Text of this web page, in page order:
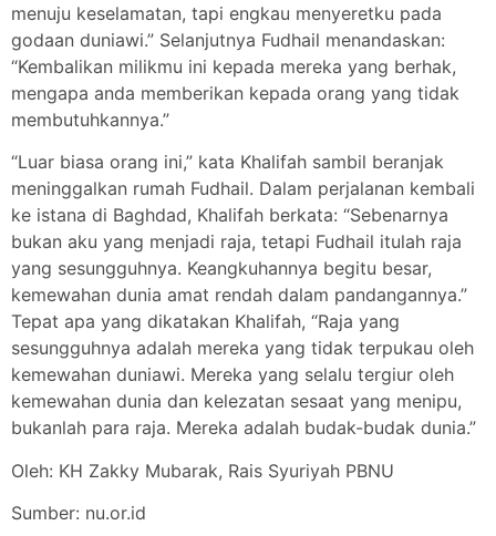
menuju keselamatan, tapi engkau menyeretku pada
godaan duniawi.” Selanjutnya Fudhail menandaskan:
“Kembalikan milikmu ini kepada mereka yang berhak,
mengapa anda memberikan kepada orang yang tidak
membutuhkannya.”
“Luar biasa orang ini,” kata Khalifah sambil beranjak
meninggalkan rumah Fudhail. Dalam perjalanan kembali
ke istana di Baghdad, Khalifah berkata: “Sebenarnya
bukan aku yang menjadi raja, tetapi Fudhail itulah raja
yang sesungguhnya. Keangkuhannya begitu besar,
kemewahan dunia amat rendah dalam pandangannya.”
Tepat apa yang dikatakan Khalifah, “Raja yang
sesungguhnya adalah mereka yang tidak terpukau oleh
kemewahan duniawi. Mereka yang selalu tergiur oleh
kemewahan dunia dan kelezatan sesaat yang menipu,
bukanlah para raja. Mereka adalah budak-budak dunia.”
Oleh: KH Zakky Mubarak, Rais Syuriyah PBNU
Sumber: nu.or.id